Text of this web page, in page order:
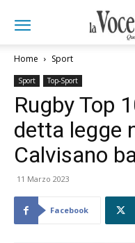
Home Sport
Sport Top-Sport
Rugby Top
detta legge
Calvisano
11 Marzo 2023
Facebook